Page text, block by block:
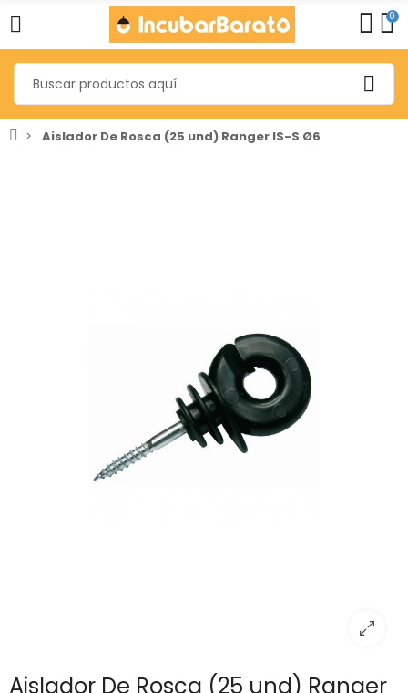
0
Aislador De Rosca (25 und) Ranger IS-S Ø6
Aislador De Rosca (25 und) Ranger